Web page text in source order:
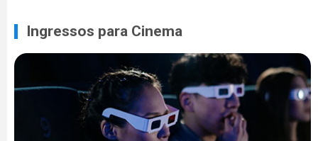
Ingressos para Cinema